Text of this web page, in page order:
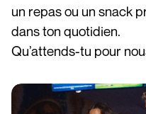
un repas ou un snack
dans ton quotidien.
Qu’attends-tu pour